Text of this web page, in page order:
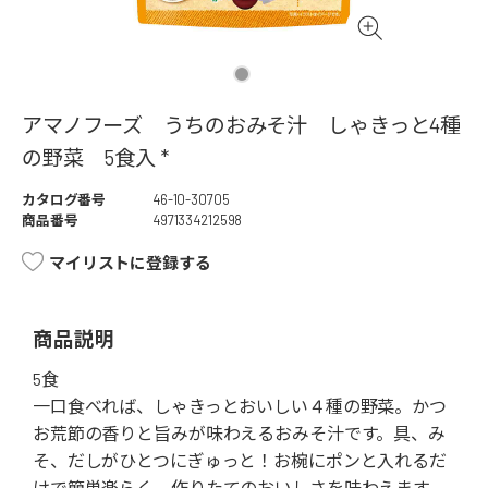
アマノフーズ うちのおみそ汁 しゃきっと4種
の野菜 5食入 *
カタログ番号
46-10-30705
商品番号
4971334212598
マイリストに登録する
商品説明
5食
一口食べれば、しゃきっとおいしい４種の野菜。かつ
お荒節の香りと旨みが味わえるおみそ汁です。具、み
そ、だしがひとつにぎゅっと！お椀にポンと入れるだ